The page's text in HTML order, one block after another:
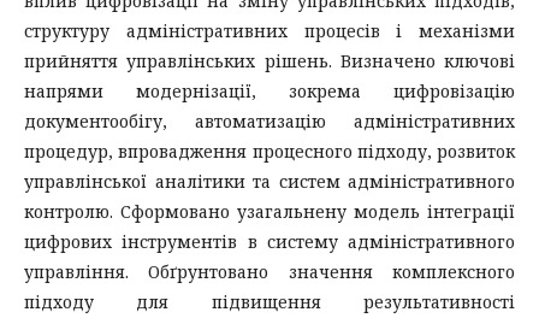
структуру адміністративних процесів і механізми
прийняття управлінських рішень. Визначено ключові
напрями модернізації, зокрема цифровізацію
документообігу, автоматизацію адміністративних
процедур, впровадження процесного підходу, розвиток
управлінської аналітики та систем адміністративного
контролю. Сформовано узагальнену модель інтеграції
цифрових інструментів в систему адміністративного
управління. Обґрунтовано значення комплексного
підходу для підвищення результативності